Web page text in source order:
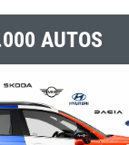
AUTOS